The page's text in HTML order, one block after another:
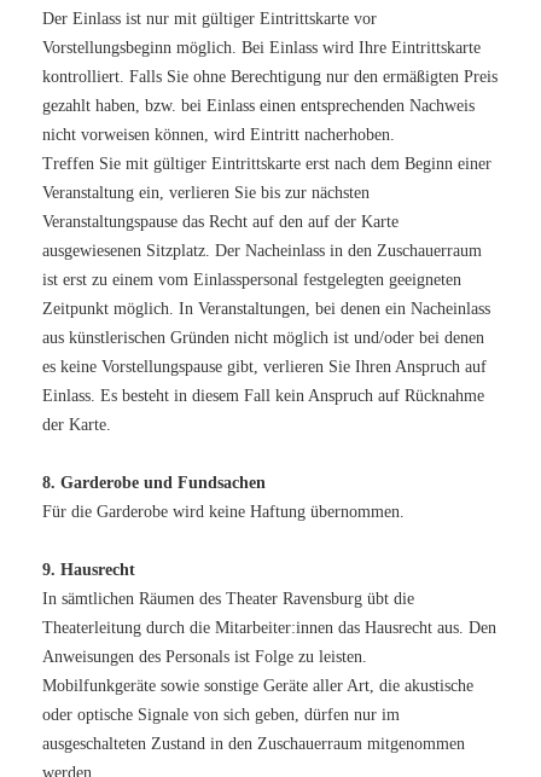
Der Einlass ist nur mit gültiger Eintrittskarte vor
Vorstellungsbeginn möglich. Bei Einlass wird Ihre Eintrittskarte
kontrolliert. Falls Sie ohne Berechtigung nur den ermäßigten Preis
gezahlt haben, bzw. bei Einlass einen entsprechenden Nachweis
nicht vorweisen können, wird Eintritt nacherhoben.
Treffen Sie mit gültiger Eintrittskarte erst nach dem Beginn einer
Veranstaltung ein, verlieren Sie bis zur nächsten
Veranstaltungspause das Recht auf den auf der Karte
ausgewiesenen Sitzplatz. Der Nacheinlass in den Zuschauerraum
ist erst zu einem vom Einlasspersonal festgelegten geeigneten
Zeitpunkt möglich. In Veranstaltungen, bei denen ein Nacheinlass
aus künstlerischen Gründen nicht möglich ist und/oder bei denen
es keine Vorstellungspause gibt, verlieren Sie Ihren Anspruch auf
Einlass. Es besteht in diesem Fall kein Anspruch auf Rücknahme
der Karte.
8. Garderobe und Fundsachen
Für die Garderobe wird keine Haftung übernommen.
9. Hausrecht
In sämtlichen Räumen des Theater Ravensburg übt die
Theaterleitung durch die Mitarbeiter:innen das Hausrecht aus. Den
Anweisungen des Personals ist Folge zu leisten.
Mobilfunkgeräte sowie sonstige Geräte aller Art, die akustische
oder optische Signale von sich geben, dürfen nur im
ausgeschalteten Zustand in den Zuschauerraum mitgenommen
werden.